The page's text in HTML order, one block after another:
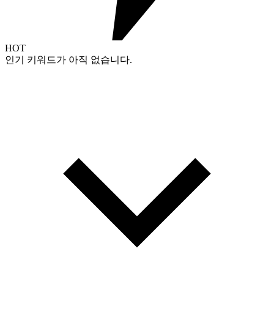
HOT
인기 키워드가 아직 없습니다.